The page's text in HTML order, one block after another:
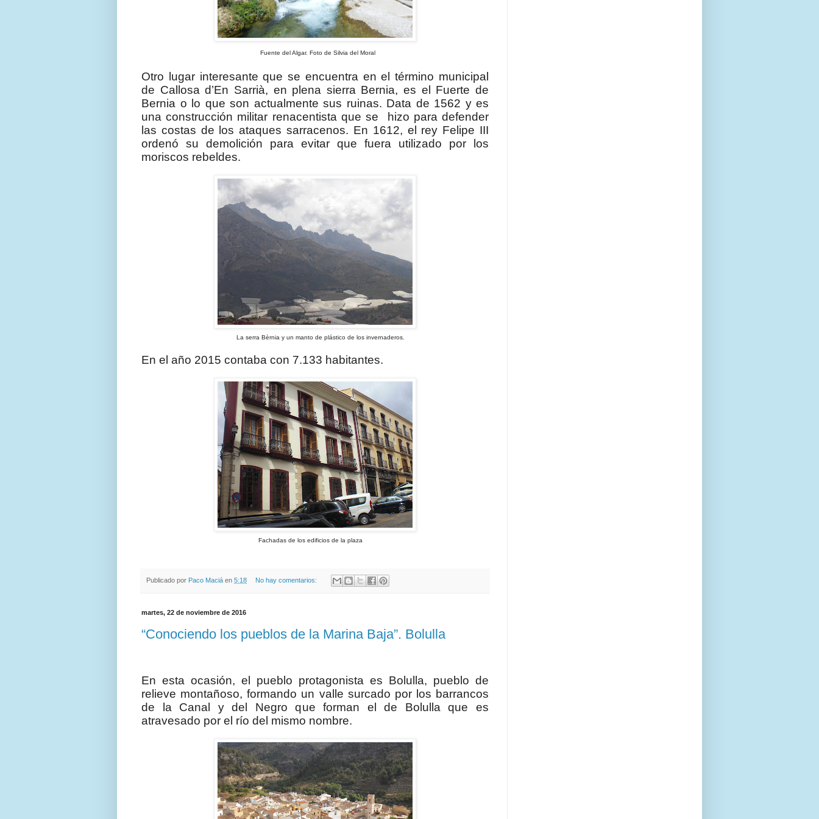
Fuente del Algar. Foto de Silvia del Moral
Otro lugar interesante que se encuentra en el término municipal
de Callosa d’En Sarrià, en plena sierra Bernia, es el Fuerte de
Bernia o lo que son actualmente sus ruinas. Data de 1562 y es
una construcción militar renacentista que se
hizo para defender
las costas de los ataques sarracenos. En 1612, el rey Felipe III
ordenó su demolición para evitar que fuera utilizado por los
moriscos rebeldes.
La serra Bèrnia y un manto de plástico de los invernaderos.
En el año 2015 contaba con 7.133 habitantes.
Fachadas de los edificios de la plaza
Publicado por Paco Maciá en 5:18 No hay comentarios:
martes, 22 de noviembre de 2016
“Conociendo los pueblos de la Marina Baja”. Bolulla
En esta ocasión, el pueblo protagonista es Bolulla, pueblo de
relieve montañoso, formando un valle surcado por los barrancos
de la Canal y del Negro que forman el de Bolulla que es
atravesado por el río del mismo nombre.